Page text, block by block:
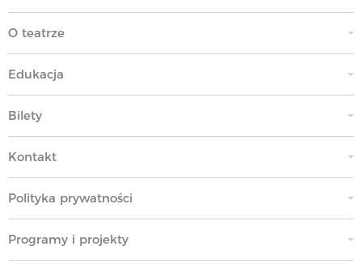
O teatrze
Edukacja
Bilety
Kontakt
Polityka prywatności
Programy i projekty